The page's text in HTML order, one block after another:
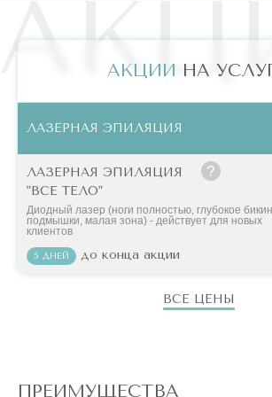
АКЦИИ НА
ЛАЗЕРНАЯ ЭПИЛЯЦИЯ
ЛАЗЕРНАЯ ЭПИЛЯЦИЯ
"ВСЕ ТЕЛО"
Диодный лазер (ноги полностью, глубокое
подмышки, малая зона) - действует для новых
клиентов
5 ДНЕЙ до конца акции
ВСЕ ЦЕНЫ
ПРЕИМУЩЕСТВА